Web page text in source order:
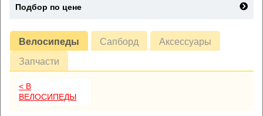
Велосипеды Сапборд
Аксессуары
Запчасти
< В
ВЕЛОСИПЕДЫ
Подбор по цене